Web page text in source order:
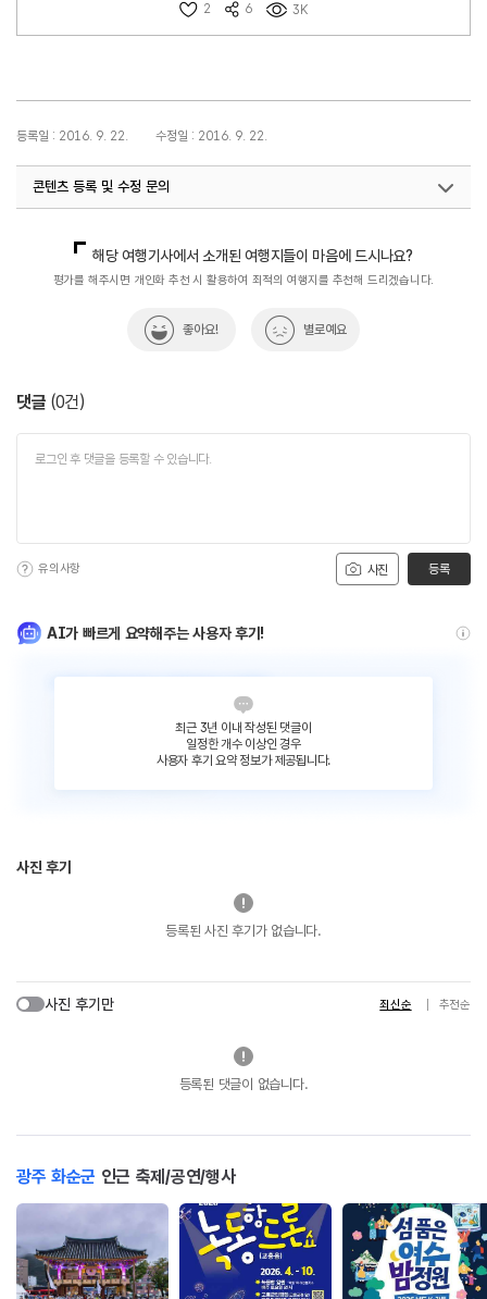
2 6 3K
등록일 : 2016. 9. 22. 수정일 : 2016. 9. 22.
콘텐츠 등록 및 수정 문의
해당 여행기사에서 소개된 여행지들이 마음에 드시나요?
평가를 해주시면 개인화 추천 시 활용하여 최적의 여행지를 추천해 드리겠습니다.
좋아요! 별로예요
댓글 (0건)
사진
유의사항 등록
AI가 빠르게 요약해주는 사용자 후기!
최근 3년 이내 작성된 댓글이
일정한 개수 이상인 경우
사용자 후기 요약 정보가 제공됩니다.
사진 후기
등록된 사진 후기가 없습니다.
사진 후기만 최신순 추천순
등록된 댓글이 없습니다.
광주 화순군 인근 축제/공연/행사